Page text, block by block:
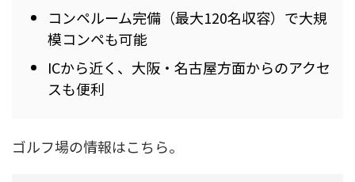
コンペルーム完備（最大120名収容）で大規
模コンペも可能
ICから近く、大阪・名古屋方面からのアクセ
スも便利
ゴルフ場の情報はこちら。